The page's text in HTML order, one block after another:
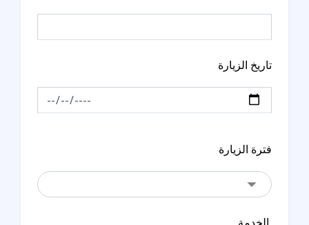
تاريخ الزيارة
فترة الزيارة